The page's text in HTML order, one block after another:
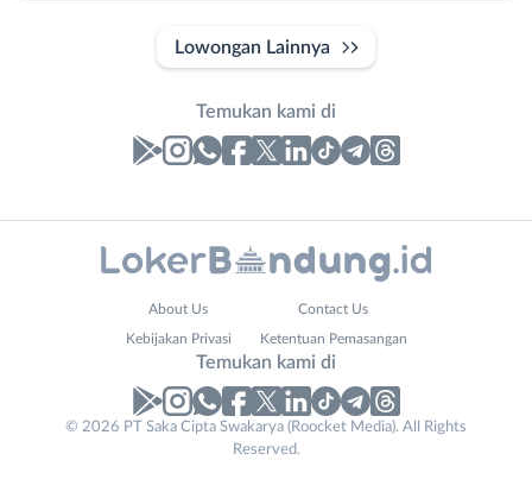
Lowongan Lainnya
Temukan kami di
Lowongan
No. Telp /
About Us Contact Us
Kebijakan Privasi Ketentuan Pemasangan
Temukan kami di
© 2026 PT Saka Cipta Swakarya (Roocket Media). All Rights
Reserved.